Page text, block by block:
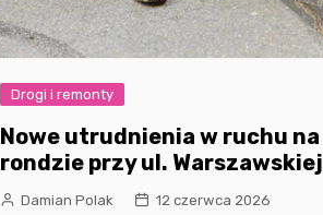
Drogi i remonty
Nowe utrudnienia w ruchu na
rondzie przy ul. Warszawskiej
Damian Polak 12 czerwca 2026